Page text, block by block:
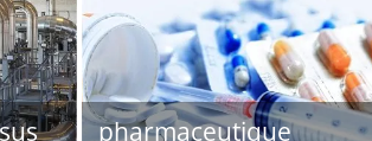
pharmaceutique